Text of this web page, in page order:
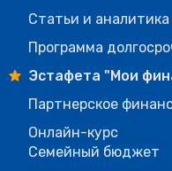
Статьи и аналитика
Программа
Эстафета "Мои
Партнерское
Онлайн-курс
Семейный бюджет